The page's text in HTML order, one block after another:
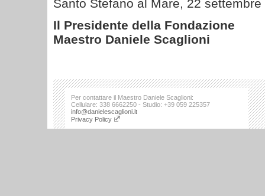
Santo Stefano al Mare, 22 settembre
Il Presidente della Fondazione
Maestro Daniele Scaglioni
Per contattare il Maestro Daniele Scaglioni:
Cellulare: 338 6662250 - Studio: +39 059 225357
info@danielescaglioni.it
Privacy Policy